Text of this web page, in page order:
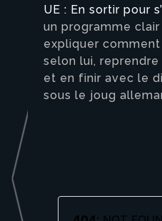
UE : En sortir pour
un programme
expliquer
selon lui,
et en finir avec le
sous le joug